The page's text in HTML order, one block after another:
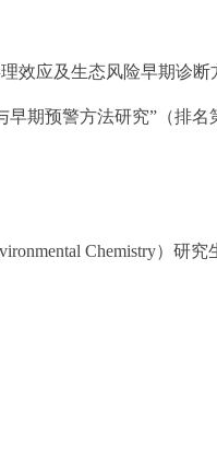
效应及生态风险早期诊断
期预警方法研究”（排名
Chemistry）研究